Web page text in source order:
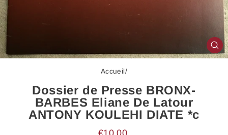
Accueil/
Dossier de Presse BRONX-
BARBES Eliane De Latour
ANTONY KOULEHI DIATE *c
Prix